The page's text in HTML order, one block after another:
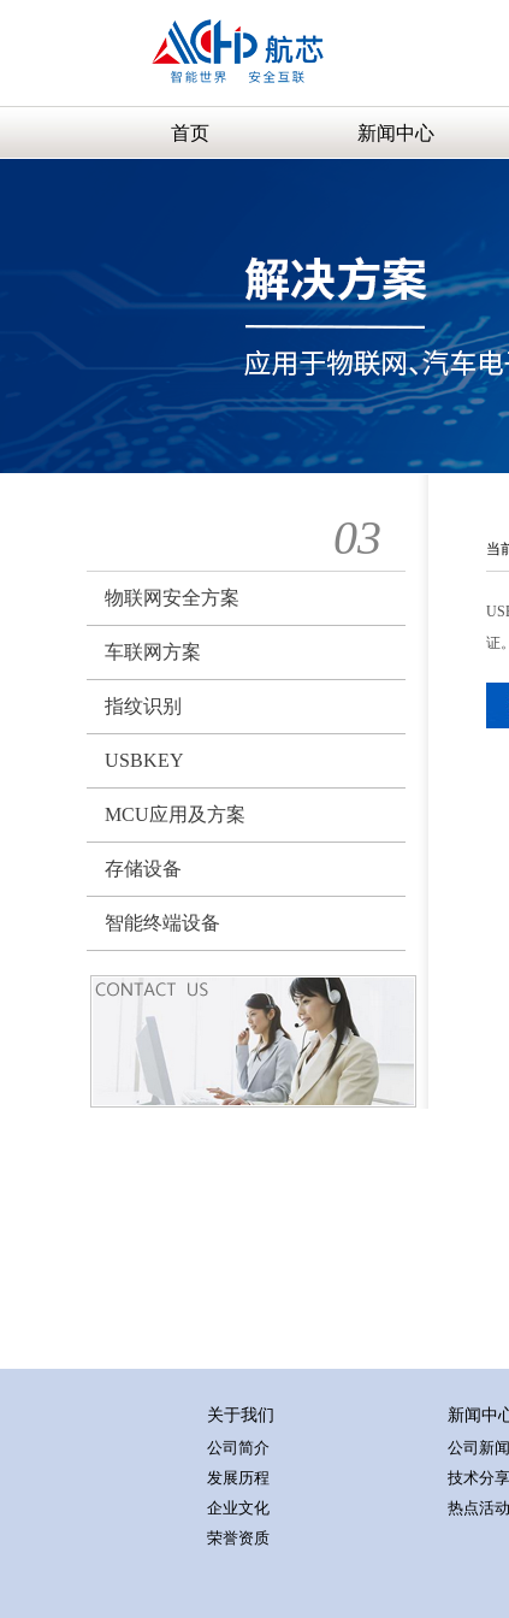
首页 新闻中心
03
物联网安全方案
车联网方案
指纹识别
USBKEY
MCU应用及方案
存储设备
智能终端设备
当
证
关于我们
公司简介
发展历程
企业文化
荣誉资质
新闻中
公司新闻
技术分享
热点活动